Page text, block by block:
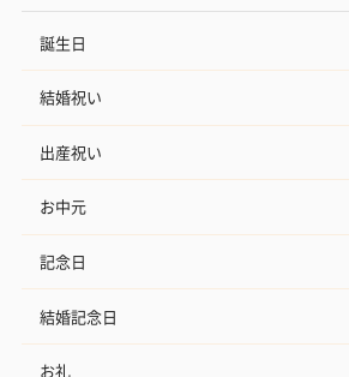
誕生日
結婚祝い
出産祝い
お中元
記念日
結婚記念日
お礼